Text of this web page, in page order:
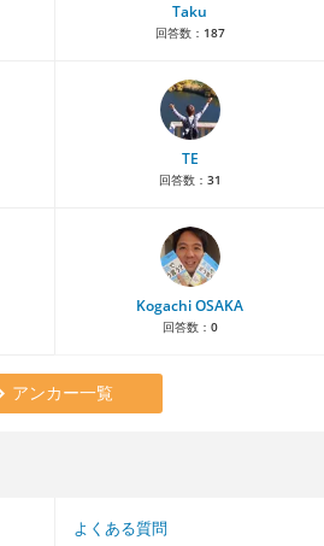
Taku
回答数： 187
TE
回答数： 31
Kogachi OSAKA
回答数： 0
アンカー一覧
よくある質問